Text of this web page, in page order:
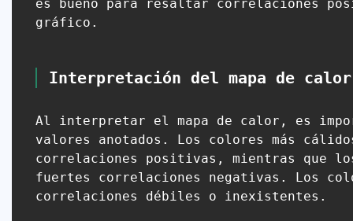
es bueno para resaltar correlaciones
gráfico.
Interpretación del mapa de calor
Al interpretar el mapa de calor, es
valores anotados. Los colores más
correlaciones positivas, mientras que
fuertes correlaciones negativas. Los
correlaciones débiles o inexistentes.